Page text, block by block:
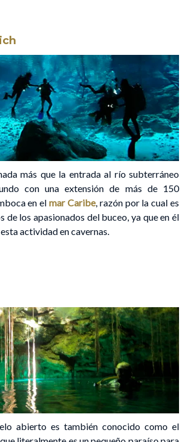
más que la entrada al río subterráneo
con una extensión de más de 150
en el mar Caribe, razón por la cual es
de los apasionados del buceo, ya que en él
actividad en cavernas.
abierto es también conocido como el